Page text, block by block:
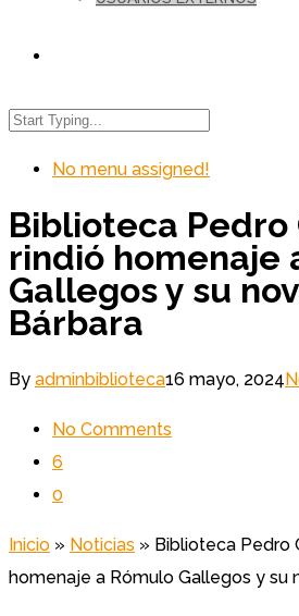
No menu assigned!
Biblioteca Pedro
rindió homenaje
Gallegos y su
Bárbara
By adminbiblioteca16 mayo, 2024
No Comments
6
0
Inicio » Noticias » Biblioteca Pedro
homenaje a Rómulo Gallegos y su